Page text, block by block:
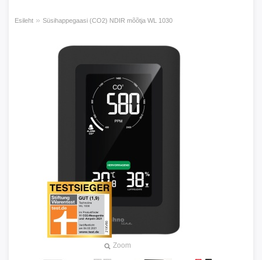
Esileht » Süsihappegaasi (CO2) NDIR mõõtja WL 1030
Zoom